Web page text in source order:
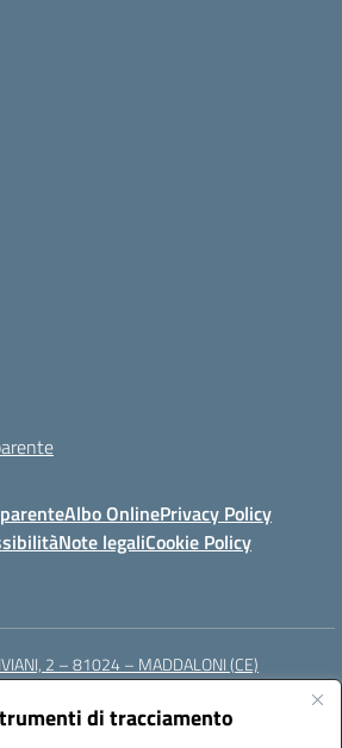
di tracciamento
Albo OnlinePrivacy Policy
Note legaliCookie Policy
2 – 81024 – MADDALONI (CE)
(PEC):ceic8av00r@pec.istruzione.it